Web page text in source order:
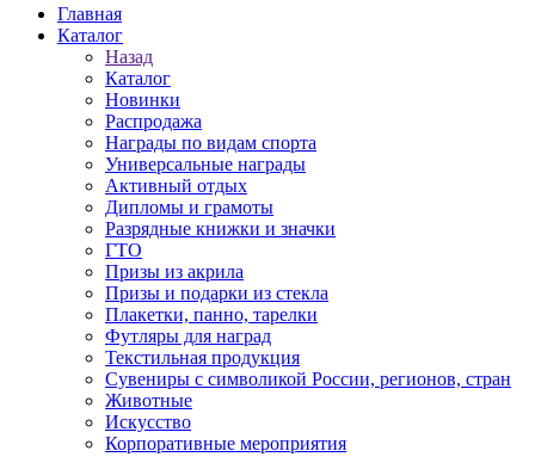
Главная
Каталог
Назад
Каталог
Новинки
Распродажа
Награды по видам спорта
Универсальные награды
Активный отдых
Дипломы и грамоты
Разрядные книжки и значки
ГТО
Призы из акрила
Призы и подарки из стекла
Плакетки, панно, тарелки
Футляры для наград
Текстильная продукция
Сувениры с символикой России, регионов, стран
Животные
Искусство
Корпоративные мероприятия